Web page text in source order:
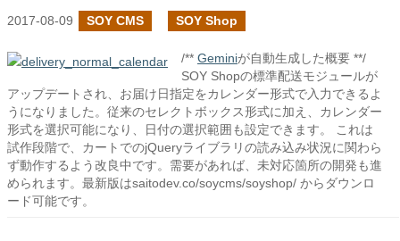
2017-08-09 SOY CMS SOY Shop
/** Geminiが自動生成した概要 **/
SOY Shopの標準配送モジュールが
アップデートされ、お届け日指定をカレンダー形式で入力できるよ
うになりました。従来のセレクトボックス形式に加え、カレンダー
形式を選択可能になり、日付の選択範囲も設定できます。 これは
試作段階で、カートでのjQueryライブラリの読み込み状況に関わら
ず動作するよう改良中です。需要があれば、未対応箇所の開発も進
められます。最新版はsaitodev.co/soycms/soyshop/ からダウンロ
ード可能です。